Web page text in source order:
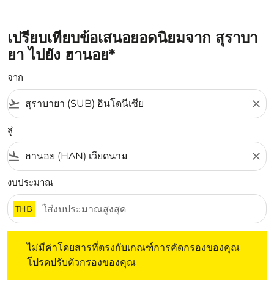
เปรียบเทียบข้อเสนอยอดนิยมจาก สุราบา
ยา ไปยัง ฮานอย*
จาก
flight_takeoff close
สู่
flight_land close
งบประมาณ
THB
ไม่มีค่าโดยสารที่ตรงกับเกณฑ์การคัดกรองของคุณ
โปรดปรับตัวกรองของคุณ